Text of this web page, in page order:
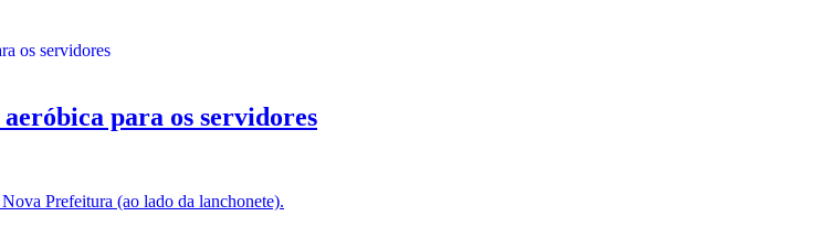
para os servidores
Prefeitura (ao lado da lanchonete).